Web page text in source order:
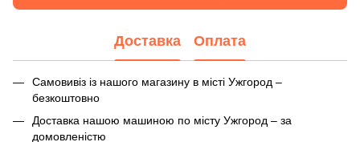
Доставка Оплата
Самовивіз із нашого магазину в місті Ужгород –
безкоштовно
Доставка нашою машиною по місту Ужгород – за
домовленістю